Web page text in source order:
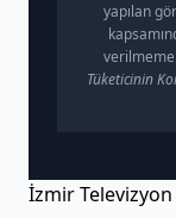
yapılan
Tüketicinin
İzmir Televizyon